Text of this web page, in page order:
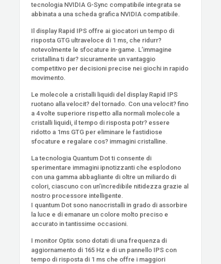
tecnologia NVIDIA G-Sync compatibile integrata se
abbinata a una scheda grafica NVIDIA compatibile.
Il display Rapid IPS offre ai giocatori un tempo di
risposta GTG ultraveloce di 1 ms, che ridurr?
notevolmente le sfocature in-game. L’immagine
cristallina ti dar? sicuramente un vantaggio
competitivo per decisioni precise nei giochi in rapido
movimento.
Le molecole a cristalli liquidi del display Rapid IPS
ruotano alla velocit? del tornado. Con una velocit? fino
a 4 volte superiore rispetto alla normali molecole a
cristalli liquidi, il tempo di risposta potr? essere
ridotto a 1ms GTG per eliminare le fastidiose
sfocature e regalare cos? immagini cristalline.
La tecnologia Quantum Dot ti consente di
sperimentare immagini ipnotizzanti che esplodono
con una gamma abbagliante di oltre un miliardo di
colori, ciascuno con un’incredibile nitidezza grazie al
nostro processore intelligente.
I quantum Dot sono nanocristalli in grado di assorbire
la luce e di emanare un colore molto preciso e
accurato in tantissime occasioni.
I monitor Optix sono dotati di una frequenza di
aggiornamento di 165 Hz e di un pannello IPS con
tempo di risposta di 1 ms che offre i maggiori